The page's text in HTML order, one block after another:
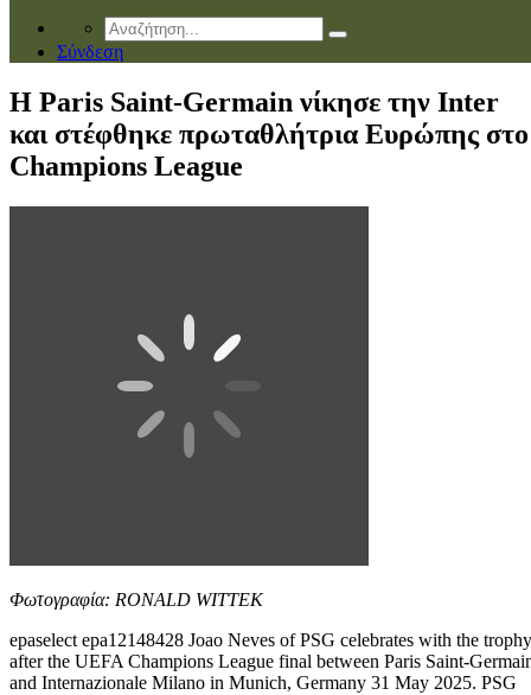
Σύνδεση
Η Paris Saint-Germain νίκησε την Inter
και στέφθηκε πρωταθλήτρια Ευρώπης στο
Champions League
Φωτογραφία: RONALD WITTEK
epaselect epa12148428 Joao Neves of PSG celebrates with the trophy
after the UEFA Champions League final between Paris Saint-
and Internazionale Milano in Munich, Germany 31 May 2025. PSG